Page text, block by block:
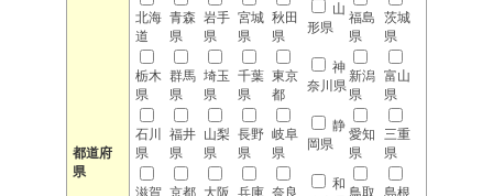
都道府
県
北海
道
青森
県
岩手
県
宮城
県
秋田
県
山
形県
福島
県
茨城
県
栃木
県
群馬
県
埼玉
県
千葉
県
東京
都
神
奈川県
新潟
県
富山
県
石川
県
福井
県
山梨
県
長野
県
岐阜
県
静
岡県
愛知
県
三重
県
滋賀 京都 大阪
兵庫 奈良
和
鳥取
島根